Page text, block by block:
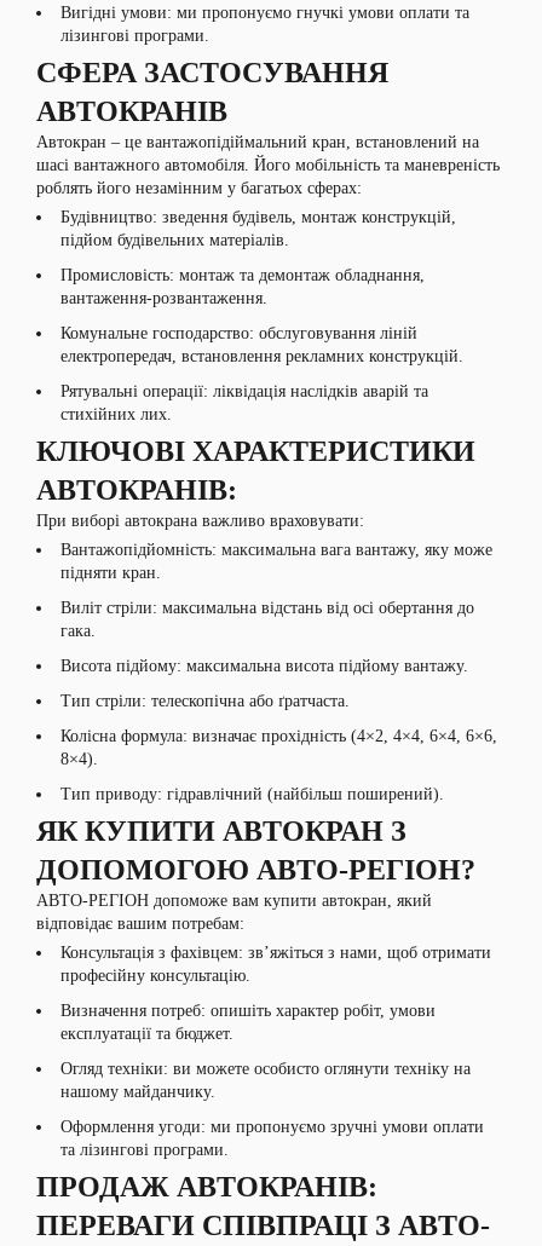
Вигідні умови: ми пропонуємо гнучкі умови оплати та
лізингові програми.
СФЕРА ЗАСТОСУВАННЯ
АВТОКРАНІВ
Автокран – це вантажопідіймальний кран, встановлений на
шасі вантажного автомобіля. Його мобільність та маневреність
роблять його незамінним у багатьох сферах:
Будівництво: зведення будівель, монтаж конструкцій,
підйом будівельних матеріалів.
Промисловість: монтаж та демонтаж обладнання,
вантаження-розвантаження.
Комунальне господарство: обслуговування ліній
електропередач, встановлення рекламних конструкцій.
Рятувальні операції: ліквідація наслідків аварій та
стихійних лих.
КЛЮЧОВІ ХАРАКТЕРИСТИКИ
АВТОКРАНІВ:
При виборі автокрана важливо враховувати:
Вантажопідйомність: максимальна вага вантажу, яку може
підняти кран.
Виліт стріли: максимальна відстань від осі обертання до
гака.
Висота підйому: максимальна висота підйому вантажу.
Тип стріли: телескопічна або ґратчаста.
Колісна формула: визначає прохідність (4×2, 4×4, 6×4, 6×6,
8×4).
Тип приводу: гідравлічний (найбільш поширений).
ЯК КУПИТИ АВТОКРАН З
ДОПОМОГОЮ АВТО-РЕГІОН?
АВТО-РЕГІОН допоможе вам купити автокран, який
відповідає вашим потребам:
Консультація з фахівцем: зв’яжіться з нами, щоб отримати
професійну консультацію.
Визначення потреб: опишіть характер робіт, умови
експлуатації та бюджет.
Огляд техніки: ви можете особисто оглянути техніку на
нашому майданчику.
Оформлення угоди: ми пропонуємо зручні умови оплати
та лізингові програми.
ПРОДАЖ АВТОКРАНІВ:
ПЕРЕВАГИ СПІВПРАЦІ З АВТО-